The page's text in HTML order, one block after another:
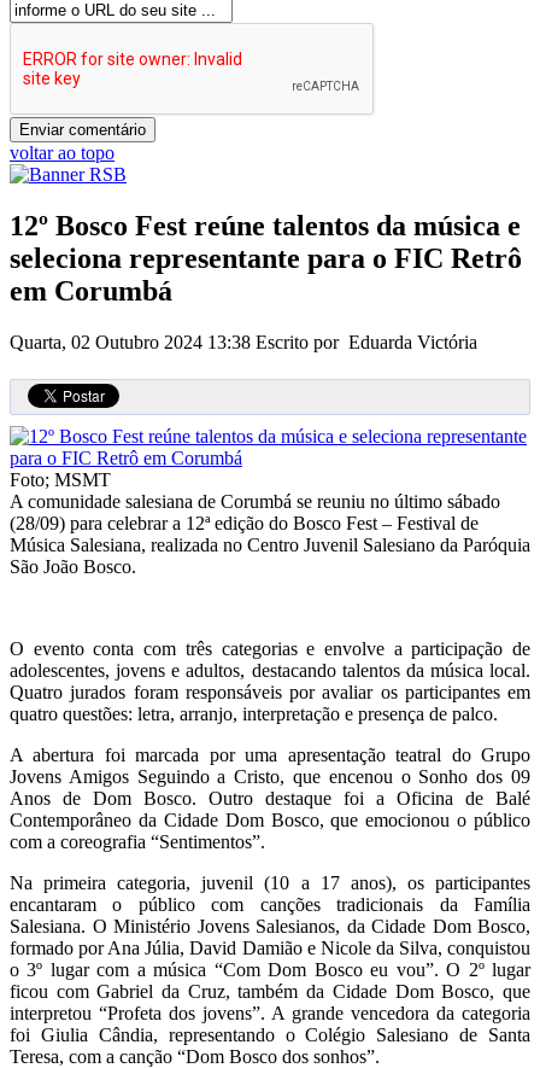
voltar ao topo
12º Bosco Fest reúne talentos da música e
seleciona representante para o FIC Retrô
em Corumbá
Quarta, 02 Outubro 2024 13:38 Escrito por Eduarda Victória
Foto; MSMT
A comunidade salesiana de Corumbá se reuniu no último sábado
(28/09) para celebrar a 12ª edição do Bosco Fest – Festival de
Música Salesiana, realizada no Centro Juvenil Salesiano da Paróquia
São João Bosco.
O evento conta com três categorias e envolve a participação de
adolescentes, jovens e adultos, destacando talentos da música local.
Quatro jurados foram responsáveis ​​por avaliar os participantes em
quatro questões: letra, arranjo, interpretação e presença de palco.
A abertura foi marcada por uma apresentação teatral do Grupo
Jovens Amigos Seguindo a Cristo, que encenou o Sonho dos 09
Anos de Dom Bosco. Outro destaque foi a Oficina de Balé
Contemporâneo da Cidade Dom Bosco, que emocionou o público
com a coreografia “Sentimentos”.
Na primeira categoria, juvenil (10 a 17 anos), os participantes
encantaram o público com canções tradicionais da Família
Salesiana. O Ministério Jovens Salesianos, da Cidade Dom Bosco,
formado por Ana Júlia, David Damião e Nicole da Silva, conquistou
o 3º lugar com a música “Com Dom Bosco eu vou”. O 2º lugar
ficou com Gabriel da Cruz, também da Cidade Dom Bosco, que
interpretou “Profeta dos jovens”. A grande vencedora da categoria
foi Giulia Cândia, representando o Colégio Salesiano de Santa
Teresa, com a canção “Dom Bosco dos sonhos”.